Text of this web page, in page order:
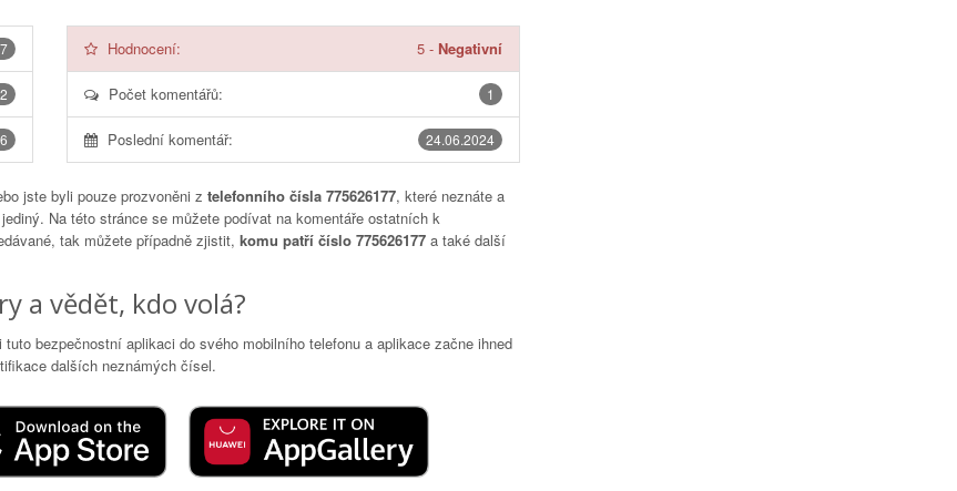
Hodnocení: 5- Negativní
1
Počet komentářů:
24.06.2024
Poslední komentář:
jste byli pouze prozvoněni z telefonního čísla 775626177, které neznáte a
Na této stránce se můžete podívat na komentáře ostatních k
tak můžete případně zjistit, komu patří číslo 775626177 a také další
a vědět, kdo volá?
tuto bezpečnostní aplikaci do svého mobilního telefonu a aplikace začne ihned
dalších neznámých čísel.